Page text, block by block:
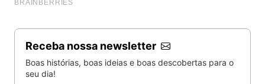
Receba nossa newsletter
Boas histórias, boas ideias e boas descobertas para o
seu dia!